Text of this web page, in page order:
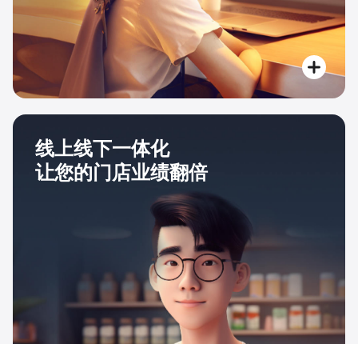
线上线下一体化
让您的门店业绩翻倍